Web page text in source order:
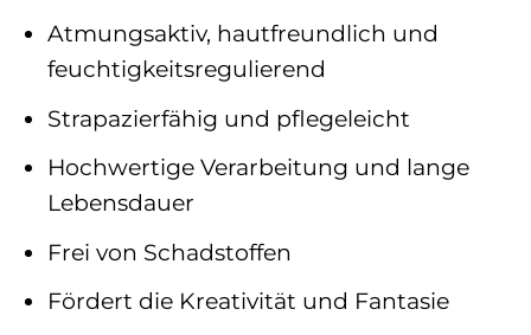
Atmungsaktiv, hautfreundlich und
feuchtigkeitsregulierend
Strapazierfähig und pflegeleicht
Hochwertige Verarbeitung und lange
Lebensdauer
Frei von Schadstoffen
Fördert die Kreativität und Fantasie